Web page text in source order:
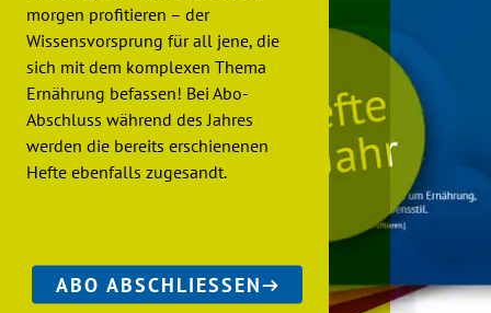
morgen profitieren – der
Wissensvorsprung für all jene, die
sich mit dem komplexen Thema
Ernährung befassen! Bei Abo-
Abschluss während des Jahres
werden die bereits erschienenen
Hefte ebenfalls zugesandt.
ABO ABSCHLIESSEN